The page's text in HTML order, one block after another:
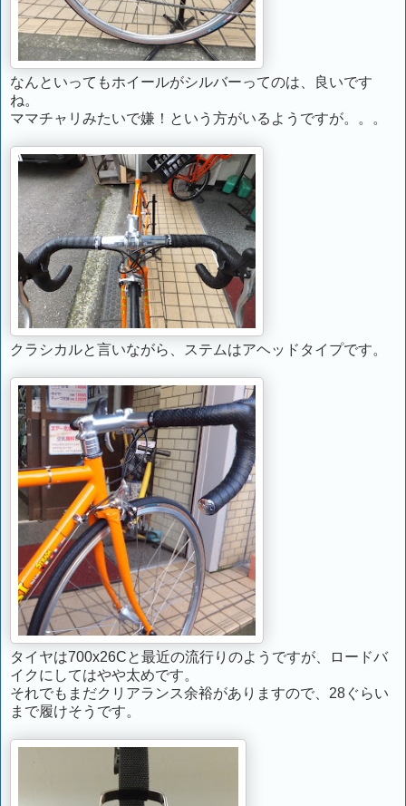
なんといってもホイールがシルバーってのは、良いです
ね。
ママチャリみたいで嫌！という方がいるようですが。。。
クラシカルと言いながら、ステムはアヘッドタイプです。
タイヤは700x26Cと最近の流行りのようですが、ロードバ
イクにしてはやや太めです。
それでもまだクリアランス余裕がありますので、28ぐらい
まで履けそうです。